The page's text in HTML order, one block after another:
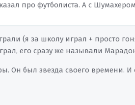
про футболиста. А с
(я за школу играл + просто
его сразу же называли
Он был звезда своего времени.